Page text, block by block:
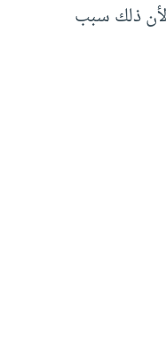
ذلك سبب